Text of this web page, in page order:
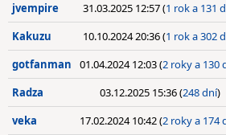
jvempire 31.03.2025 12:57 (1 rok a 131
Kakuzu 10.10.2024 20:36 (1 rok a 302
gotfanman 01.04.2024 12:03 (2 roky a 130
Radza 03.12.2025 15:36 (248 dní)
veka 17.02.2024 10:42 (2 roky a 174